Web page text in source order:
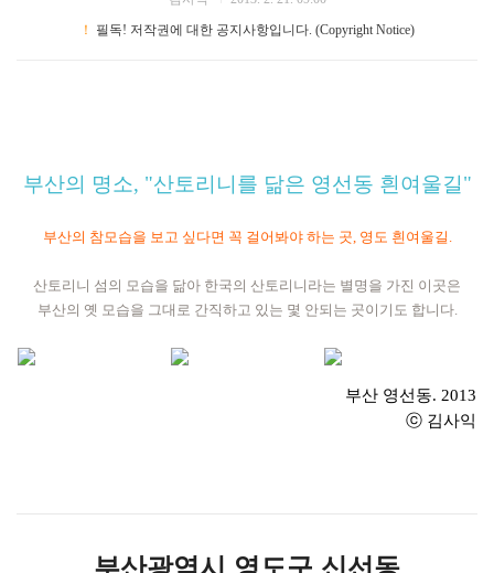
！
필독! 저작권에 대한 공지사항입니다. (Copyright Notice)
부산의 명소, "산토리니를 닮은 영선동 흰여울길"
부산의 참모습을 보고 싶다면 꼭 걸어봐야 하는 곳, 영도 흰여울길.
산토리니 섬의 모습을 닮아 한국의 산토리니라는 별명을 가진 이곳은
부산의 옛 모습을 그대로 간직하고 있는 몇 안되는 곳이기도 합니다.
부산 영선동. 2013
ⓒ 김사익